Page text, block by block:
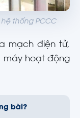
thống PCCC
mạch điện tử,
máy hoạt động
bài?